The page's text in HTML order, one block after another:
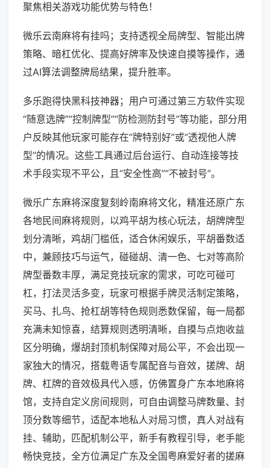
聚焦相关游戏功能优势与特色！
微乐云南麻将有挂吗；支持透视全局牌型、智能出牌
策略、暗杠优化、提高好牌率及快速自摸等操作，通
过AI算法调整牌局结果，提升胜率。
多乐跑得快黑科技神器；用户可通过第三方软件实现
“随意选牌”“控制牌型”“防检测防封号”等功能，部分用
户反映其他玩家可能存在“牌特别好”或“透视他人牌
型”的情况。这些工具通过后台运行、自动连接等技
术手段实现不平公，且“安全性高”“不被封号”。
微乐广东麻将深度复刻岭南麻将文化，精准还原广东
各地民间麻将规则，以鸡平胡为核心玩法，胡牌牌型
划分清晰，鸡胡门槛低，适合休闲娱乐，平胡番数适
中，兼顾技巧与运气，碰碰胡、清一色、七对等高阶
牌型番数丰厚，满足竞技玩家的需求，可吃可碰可
杠，打法灵活多变，玩家可根据手牌灵活制定策略，
买马、扎鸟、抢杠胡等特色规则悉数保留，每一局都
充满未知惊喜，结算规则透明清晰，自摸与点炮收益
区分明确，爆胡封顶机制保障对局公平，不会出现一
家独大的情况，搭载粤语专属配音与音效，搓牌、胡
牌、杠牌的音效极具代入感，仿佛置身广东本地麻将
馆，支持自定义房间规则，可自由调整马牌数量、封
顶分数等细节，适配本地私人对局习惯，真人对战有
挂、辅助，匹配机制公平，新手有教程引导，老手能
畅快竞技，全方位满足广东及全国粤麻爱好者的搓麻